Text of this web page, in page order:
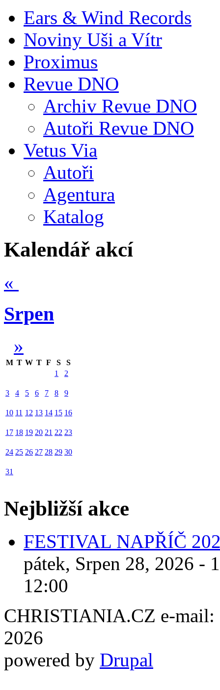
Ears & Wind Records
Noviny Uši a Vítr
Proximus
Revue DNO
Archiv Revue DNO
Autoři Revue DNO
Vetus Via
Autoři
Agentura
Katalog
Kalendář akcí
«
Srpen
»
M T W T F S
S
1
2
3 4 5 6 7 8 9
10 11 12 13 14 15 16
17 18 19 20 21 22 23
24 25 26 27 28 29 30
31
Nejbližší akce
FESTIVAL NAPŘÍČ
pátek, Srpen 28, 2026 -
12:00
CHRISTIANIA.CZ e-mail:
2026
powered by Drupal